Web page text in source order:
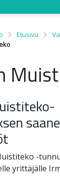
Etusivu
-
yrittäjälle